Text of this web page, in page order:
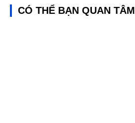
CÓ THỂ BẠN QUAN TÂM